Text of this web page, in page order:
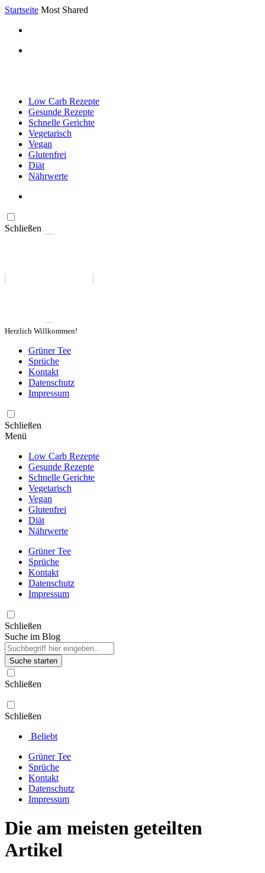
Startseite Most Shared
Low Carb Rezepte
Gesunde Rezepte
Schnelle Gerichte
Vegetarisch
Vegan
Glutenfrei
Diät
Nährwerte
Schließen
Herzlich Willkommen!
Grüner Tee
Sprüche
Kontakt
Datenschutz
Impressum
Schließen
Menü
Low Carb Rezepte
Gesunde Rezepte
Schnelle Gerichte
Vegetarisch
Vegan
Glutenfrei
Diät
Nährwerte
Grüner Tee
Sprüche
Kontakt
Datenschutz
Impressum
Schließen
Suche im Blog
Suche starten
Schließen
Schließen
Beliebt
Grüner Tee
Sprüche
Kontakt
Datenschutz
Impressum
Die am meisten geteilten
Artikel